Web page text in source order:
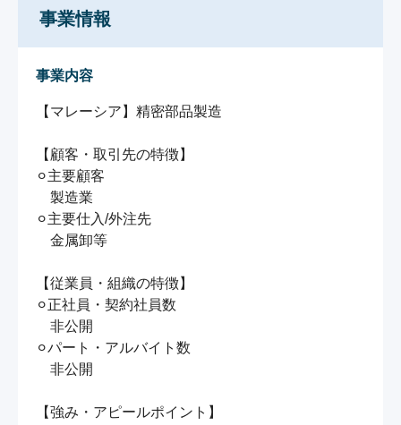
事業情報
事業内容
【マレーシア】精密部品製造
【顧客・取引先の特徴】
⚪︎主要顧客
製造業
⚪︎主要仕入/外注先
金属卸等
【従業員・組織の特徴】
⚪︎正社員・契約社員数
非公開
⚪︎パート・アルバイト数
非公開
【強み・アピールポイント】